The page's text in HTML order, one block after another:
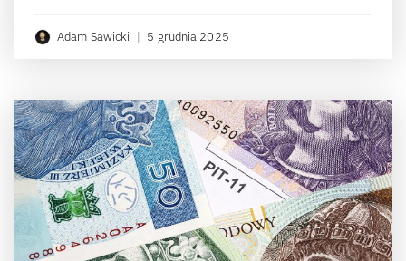
Adam Sawicki | 5 grudnia 2025